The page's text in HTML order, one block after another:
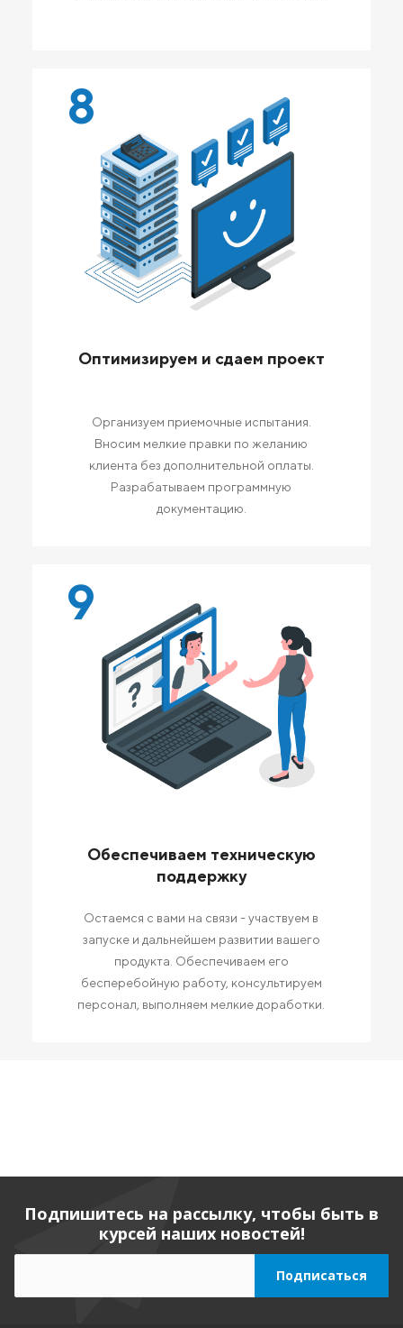
8
Оптимизируем и сдаем проект
Организуем приемочные испытания.
Вносим мелкие правки по желанию
клиента без дополнительной оплаты.
Разрабатываем программную
документацию.
9
Обеспечиваем техническую
поддержку
Остаемся с вами на связи - участвуем в
запуске и дальнейшем развитии вашего
продукта. Обеспечиваем его
бесперебойную работу, консультируем
персонал, выполняем мелкие доработки.
Подпишитесь на рассылку, чтобы быть в
курсей наших новостей!